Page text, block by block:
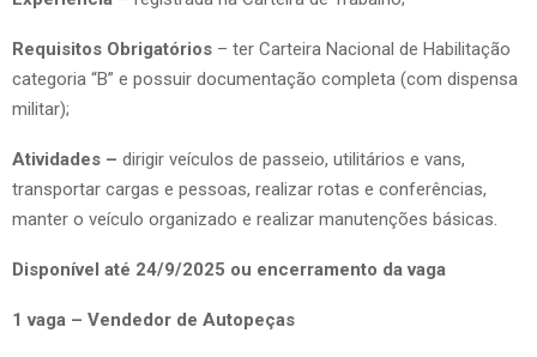
Requisitos Obrigatórios – ter Carteira Nacional de Habilitação
categoria “B” e possuir documentação completa (com dispensa
militar);
Atividades – dirigir veículos de passeio, utilitários e vans,
transportar cargas e pessoas, realizar rotas e conferências,
manter o veículo organizado e realizar manutenções básicas.
Disponível até 24/9/2025 ou encerramento da vaga
1 vaga – Vendedor de Autopeças